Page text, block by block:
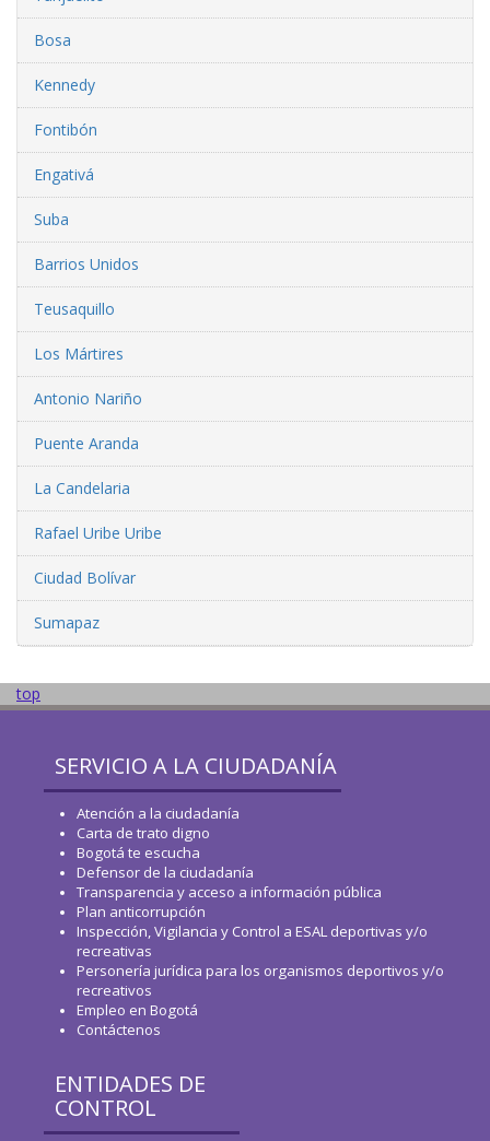
Bosa
Kennedy
Fontibón
Engativá
Suba
Barrios Unidos
Teusaquillo
Los Mártires
Antonio Nariño
Puente Aranda
La Candelaria
Rafael Uribe Uribe
Ciudad Bolívar
Sumapaz
top
SERVICIO A LA CIUDADANÍA
Atención a la ciudadanía
Carta de trato digno
Bogotá te escucha
Defensor de la ciudadanía
Transparencia y acceso a información pública
Plan anticorrupción
Inspección, Vigilancia y Control a ESAL deportivas y/o
recreativas
Personería jurídica para los organismos deportivos y/o
recreativos
Empleo en Bogotá
Contáctenos
ENTIDADES DE
CONTROL